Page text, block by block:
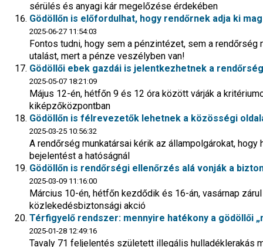
sérülés és anyagi kár megelőzése érdekében
Gödöllőn is előfordulhat, hogy rendőrnek adja ki
2025-06-27 11:54:03
Fontos tudni, hogy sem a pénzintézet, sem a
utalást, mert a pénze veszélyben van!
Gödöllői ebek gazdái is jelentkezhetnek a
2025-05-07 18:21:09
Május 12-én, hétfőn 9 és 12 óra között várják a
kiképzőközpontban
Gödöllőn is félrevezetők lehetnek a közösségi
2025-03-25 10:56:32
A rendőrség munkatársai kérik az állampolgárokat,
bejelentést a hatóságnál
Gödöllőn is rendőrségi ellenőrzés alá vonják a
2025-03-09 11:16:00
Március 10-én, hétfőn kezdődik és 16-án, vasárnap
közlekedésbiztonsági akció
Térfigyelő rendszer: mennyire hatékony a gödöllői
2025-01-28 12:49:16
Tavaly 71 feljelentés született illegális hulladéklerakás